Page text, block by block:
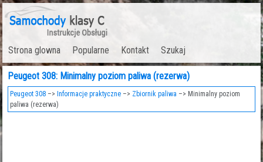
Strona glowna Popularne Kontakt Szukaj
Peugeot 308: Minimalny poziom paliwa (rezerwa)
Peugeot 308 –> Informacje praktyczne –> Zbiornik paliwa –> Minimalny poziom
paliwa (rezerwa)